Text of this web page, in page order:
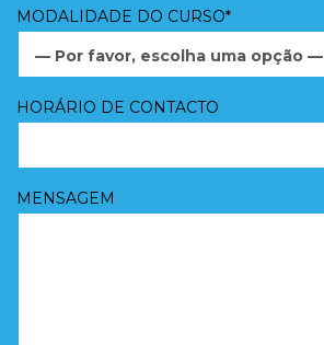
MODALIDADE DO CURSO*
— Por favor, escolha uma opção —
HORÁRIO DE CONTACTO
MENSAGEM